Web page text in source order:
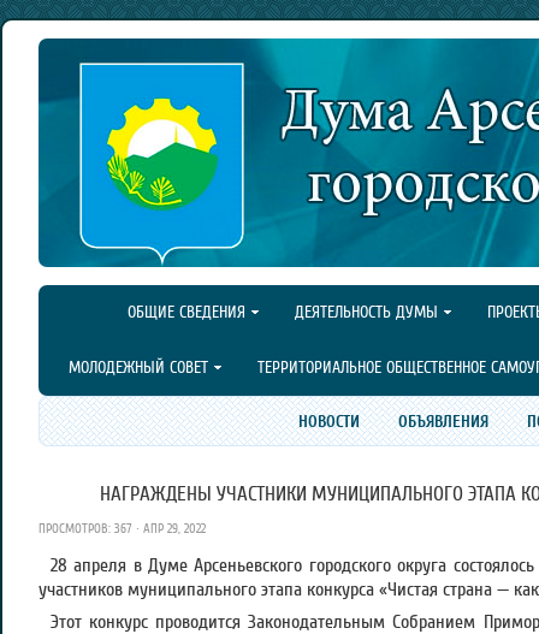
ОБЩИЕ СВЕДЕНИЯ ДЕЯТЕЛЬНОСТЬ ДУМЫ
МОЛОДЕЖНЫЙ СОВЕТ ТЕРРИТОРИАЛЬНОЕ ОБЩЕСТВЕННОЕ
НОВОСТИ ОБЪЯВЛЕНИЯ
НАГРАЖДЕНЫ УЧАСТНИКИ МУНИЦИПАЛЬНОГО ЭТАПА
ПРОСМОТРОВ: 367 · АПР 29, 2022
28 апреля в Думе Арсеньевского городского округа
участников муниципального этапа конкурса «Чистая страна —
Этот конкурс проводится Законодательным Собранием